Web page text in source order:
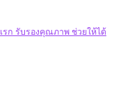
ก รับรองคุณภาพ ช่วยให้ได้